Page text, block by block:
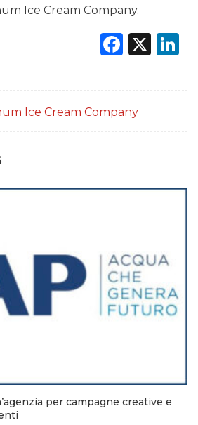
Ice Cream Company.
X
Ice Cream Company
per campagne creative e